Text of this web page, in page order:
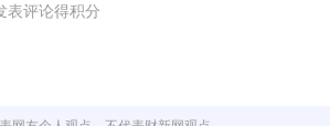
表评论得积分